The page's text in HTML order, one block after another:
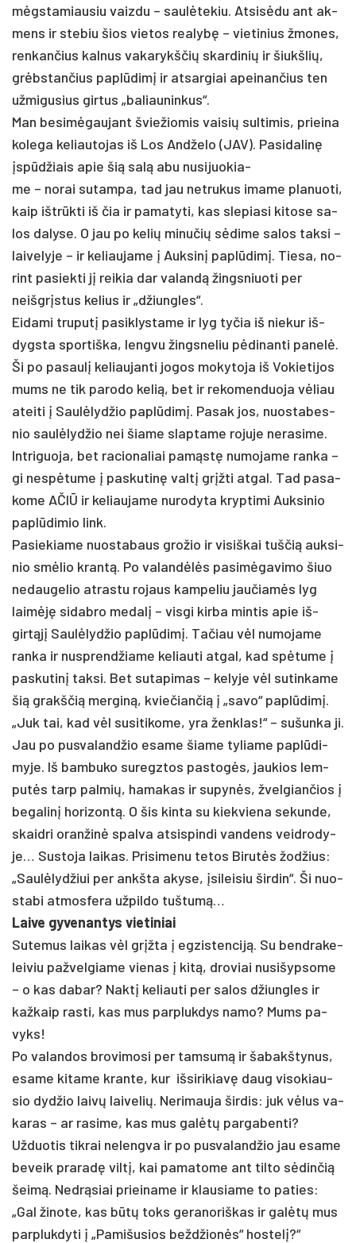
mėgsta­miau­siu vaiz­du – saulė­te­kiu. At­sisė­du ant ak­
mens ir ste­biu šios vie­tos rea­lybę – vie­ti­nius žmo­nes,
ren­kan­čius kal­nus va­ka­rykš­čių skar­di­nių ir šiukš­lių,
grėbstan­čius pa­plūdimį ir at­sar­giai apei­nan­čius ten
už­mi­gu­sius gir­tus „ba­liau­nin­kus“.
Man be­si­mėgau­jant švie­žio­mis vai­sių sul­timis, priei­na
ko­le­ga ke­liau­to­jas iš Los And­že­lo (JAV). Pa­si­da­linę
įspūdžiais apie šią salą abu nu­si­juo­kia­-
me – no­rai su­tam­pa, tad jau ne­tru­kus ima­me pla­nuo­ti,
kaip ištrūk­ti iš čia ir pa­ma­ty­ti, kas sle­pia­si ki­to­se sa­
los da­ly­se. O jau po ke­lių mi­nu­čių sėdi­me sa­los tak­si –
lai­ve­ly­je – ir ke­liau­ja­me į Auk­sinį pa­plūdimį. Tie­sa, no­
rint pa­siek­ti jį rei­kia dar va­landą žings­niuo­ti per
neišgrįs­tus ke­lius ir „džiung­les“.
Ei­da­mi tru­putį pa­si­klys­ta­me ir lyg ty­čia iš nie­kur iš­
dygs­ta spor­tiš­ka, leng­vu žings­ne­liu pėdi­nan­ti pa­nelė.
Ši po pa­saulį ke­liau­jan­ti jo­gos mo­ky­to­ja iš Vo­kie­ti­jos
mums ne tik pa­ro­do ke­lią, bet ir re­ko­men­duo­ja vėliau
atei­ti į Saulė­lyd­žio pa­plūdimį. Pa­sak jos, nuo­sta­bes­
nio saulė­lyd­žio nei šia­me slap­ta­me ro­ju­je ne­ra­si­me.
Int­ri­guo­ja, bet ra­cio­na­liai pamąstę nu­mo­ja­me ran­ka –
gi ne­spėtu­me į pa­sku­tinę valtį grįžti at­gal. Tad pa­sa­
ko­me AČIŪ ir ke­liau­ja­me nu­ro­dy­ta kryp­ti­mi Auk­si­nio
pa­plūdi­mio link.
Pa­sie­kia­me nuo­sta­baus gro­žio ir vi­siš­kai tuš­čią auk­si­
nio smėlio krantą. Po va­landėlės pa­si­mėga­vi­mo šiuo
ne­dau­ge­lio at­ras­tu ro­jaus kam­pe­liu jau­čiamės lyg
laimėję si­dab­ro me­dalį – vis­gi kir­ba min­tis apie iš­
girtąjį Saulė­lyd­žio pa­plūdimį. Ta­čiau vėl nu­mo­ja­me
ran­ka ir nu­sprend­žia­me ke­liau­ti at­gal, kad spėtu­me į
pa­sku­tinį tak­si. Bet su­ta­pi­mas – ke­ly­je vėl su­tin­ka­me
šią grakš­čią mer­giną, kvie­čian­čią į „sa­vo“ pa­plūdimį.
„Juk tai, kad vėl su­si­ti­ko­me, yra ženk­las!“ – su­šun­ka ji.
Jau po pus­va­land­žio esa­me šia­me ty­lia­me pa­plūdi­
my­je. Iš bam­bu­ko su­regz­tos pa­stogės, jau­kios lem­
putės tarp pal­mių, ha­ma­kas ir su­pynės, žvel­gian­čios į
be­ga­linį ho­ri­zontą. O šis kin­ta su kiek­vie­na se­kun­de,
skaid­ri oran­žinė spal­va at­si­spin­di van­dens veid­ro­dy­
je… Sus­to­ja lai­kas. Pri­si­me­nu te­tos Bi­rutės žod­žius:
„Saulė­lyd­žiui per ankš­ta aky­se, įsi­lei­siu šir­din“. Ši nuo­
sta­bi at­mos­fe­ra už­pil­do tuš­tumą…
Lai­ve gy­ve­nan­tys vie­ti­niai
Su­te­mus lai­kas vėl grįžta į eg­zis­ten­ciją. Su bend­ra­ke­
lei­viu pa­žvel­gia­me vie­nas į kitą, dro­viai nu­si­šyp­so­me
– o kas da­bar? Naktį ke­liau­ti per sa­los džiung­les ir
kaž­kaip ras­ti, kas mus par­pluk­dys na­mo? Mums pa­
vyks!
Po va­lan­dos bro­vi­mo­si per tam­sumą ir ša­bakš­ty­nus,
esa­me ki­ta­me kran­te, kur iš­si­ri­kiavę daug vi­so­kiau­
sio dyd­žio laivų lai­ve­lių. Ne­ri­mau­ja šir­dis: juk vėlus va­
ka­ras – ar ra­si­me, kas mus galėtų par­ga­ben­ti?
Už­duo­tis tik­rai ne­leng­va ir po pus­va­land­žio jau esa­me
be­veik pra­radę viltį, kai pa­ma­to­me ant til­to sėdin­čią
šeimą. Nedrą­siai priei­na­me ir klau­sia­me to pa­ties:
„Gal ži­no­te, kas būtų toks ge­ra­no­riš­kas ir galėtų mus
par­pluk­dy­ti į „Pa­mi­šu­sios be­ždžionės“ hos­telį?“